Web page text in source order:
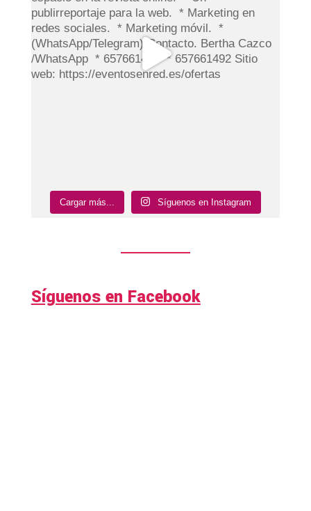
Cargar más... Síguenos en Instagram
Síguenos en Facebook